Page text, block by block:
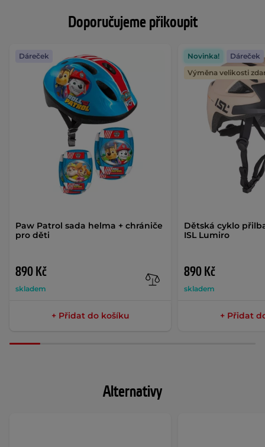
Doporučujeme přikoupit
Paw Patrol sada helma + chrániče
pro děti
890 Kč
skladem
Dáreček
+ Přidat do košíku
Dětská cyklo
ISL Lumiro
890 Kč
skladem
Novinka!
Dáreček
Výměna velikosti
+ Přidat
Alternativy